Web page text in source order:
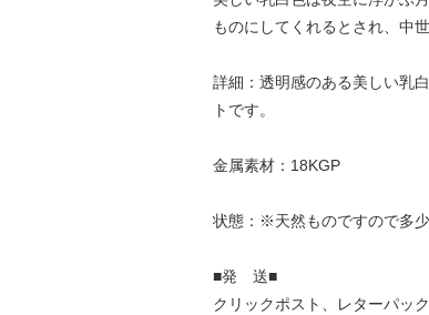
ものにしてくれるとされ、中
詳細：透明感のある美しい乳
トです。
金属素材：18KGP
状態：※天然ものですので多
■発 送■
クリックポスト、レターパッ